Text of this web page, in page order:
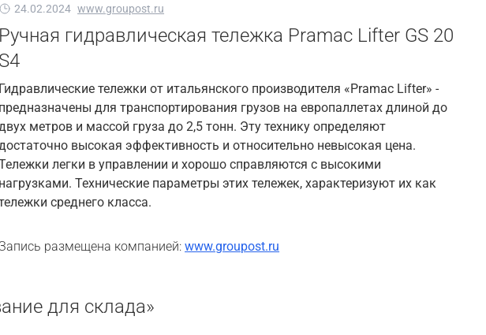
24.02.2024 www.groupost.ru
Ручная гидравлическая тележка Pramac Lifter GS 20
S4
Гидравлические тележки от итальянского производителя «Pramac Lifter» -
предназначены для транспортирования грузов на европаллетах длиной до
метров и массой груза до 2,5 тонн. Эту технику определяют
высокая эффективность и относительно невысокая цена.
легки в управлении и хорошо справляются с высокими
нагрузками. Технические параметры этих тележек, характеризуют их как
среднего класса.
размещена компанией: www.groupost.ru
для склада»